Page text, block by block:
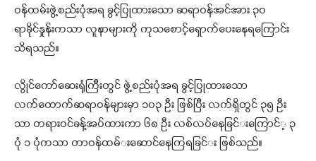
ဝန်ထမ်းဖွဲ့စည်းပုံအရ ခွင့်ပြုထားသော ဆရာဝန်အင်အား ၃ဝ
ရာခိုင်နှုန်းကသာ လူနာများကို ကုသစောင့်ရှောက်ပေးနေရကြောင်း
သိရသည်။
လွိုင်ကော်ဆေးရုံကြီးတွင် ဖွဲ့စည်းပုံအရ ခွင့်ပြုထားသော
လက်ထောက်ဆရာဝန်များမှာ ၁၀၃ ဦး ဖြစ်ပြီး လက်ရှိတွင် ၃၅ ဦး
သာ တရားဝင်ခန့်အပ်ထားကာ ၆၈ ဦး လစ်လပ်နေခြင်​း​ကြောင်​့ ၃
ပုံ ၁ ပုံကသာ တာဝန်​ထမ်​း​ဆောင်​​နေကြရခြင်​း ဖြစ်သည်။